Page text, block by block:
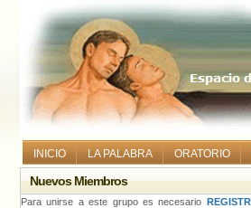
INICIO LA PALABRA ORATORIO
Nuevos Miembros
Para unirse a este grupo es necesario